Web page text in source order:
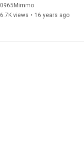
GRECIA - REGGIO CALABRIA
0965Mimmo
6.7K views • 16 years ago